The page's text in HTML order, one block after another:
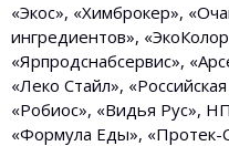
«Экос», «Химброкер»,
ингредиентов»,
«Ярпродснабсервис»,
«Леко Стайл»,
«Робиос», «Видья Рус»,
«Формула Еды», «Протек-